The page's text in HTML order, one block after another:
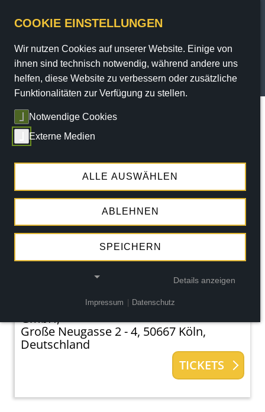
PROGRAMM
TICKETS
SERVICE
THEATER
ENGAGEMENT
Sie sind hier: Home / Programm
24.11.2026 | 20:15 UHR
DIE KÖLN-SHOW
JEDER MENSCH KANN KÖLNER
WERDEN - IN NUR 90 MINUTEN
Tickets ab 28,60 €
Ermäßigung verfügbar
Veranstalter:Alexandra Kassen Theater
GmbH,
Große Neugasse 2 - 4, 50667 Köln,
Deutschland
TICKETS
COOKIE EINSTELLUNGEN
Wir nutzen Cookies auf unserer Website. Einige von
ihnen sind technisch notwendig, während andere uns
helfen, diese Website zu verbessern oder zusätzliche
Funktionalitäten zur Verfügung zu stellen.
Notwendige Cookies
Externe Medien
ALLE AUSWÄHLEN
ABLEHNEN
SPEICHERN
Details anzeigen
Notwendige Cookies ermöglichen grundlegende
Funktionen und sind für die einwandfreie Funktion
Impressum Datenschutz